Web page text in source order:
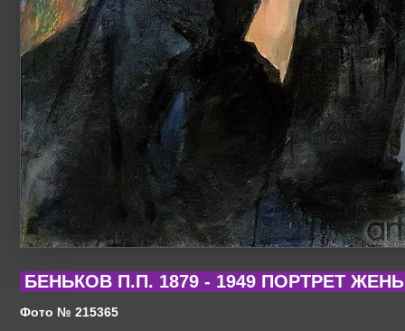
БЕНЬКОВ П.П. 1879 - 1949 ПОРТРЕТ
Фото № 215365